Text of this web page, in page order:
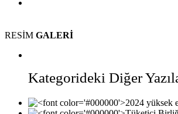
RESİM GALERİ
Kategorideki Diğer